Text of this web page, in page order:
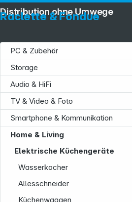
Raclette & Fondue
PC & Zubehör
Storage
Audio & HiFi
TV & Video & Foto
Smartphone & Kommunikation
Home & Living
Elektrische Küchengeräte
Wasserkocher
Allesschneider
Küchenwaagen
Distribution ohne Umwege